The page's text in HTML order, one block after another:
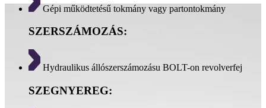
Gépi működtetésű tokmány vagy partontokmány
SZERSZÁMOZÁS:
Hydraulikus állószerszámozásu BOLT-on revolverfej
SZEGNYEREG: